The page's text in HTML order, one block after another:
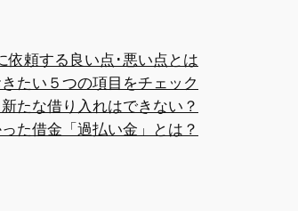
依頼する良い点･悪い点とは
たい５つの項目をチェック
たな借り入れはできない？
た借金「過払い金」とは？